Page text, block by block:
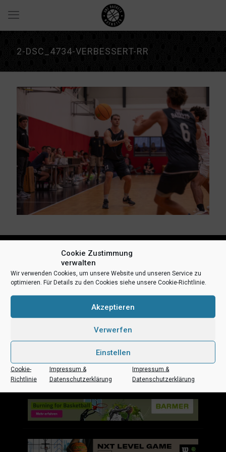
Cookie Zustimmung
verwalten
Wir verwenden Cookies, um unsere Website und unseren Service zu
optimieren. Für Details zu den Cookies siehe unsere Cookie-Richtlinie.
Akzeptieren
Verwerfen
Einstellen
Cookie-
Richtlinie
Impressum &
Datenschutzerklärung
Impressum &
Datenschutzerklärung
2-DSC_4734-VERBESSERT-RR
Uni Baskets auf Social Media
Impressum Datenschutz Kontakt Sponsoren